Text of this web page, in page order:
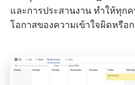
และการประสานงาน ทำให้ทุก
โอกาสของความเข้าใจผิดหรือ